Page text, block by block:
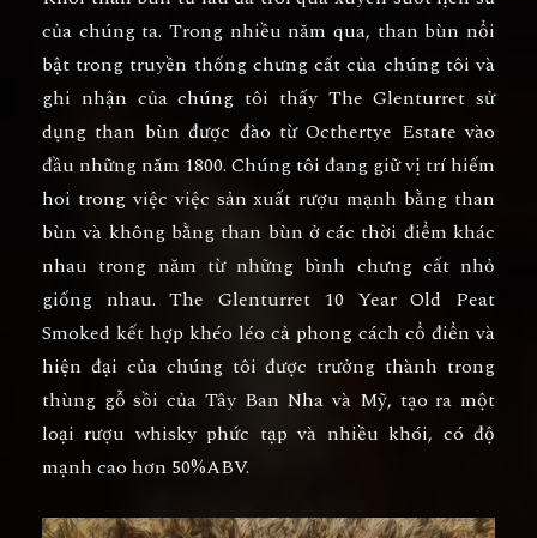
của chúng ta. Trong nhiều năm qua, than bùn nổi
bật trong truyền thống chưng cất của chúng tôi và
ghi nhận của chúng tôi thấy The Glenturret sử
dụng than bùn được đào từ Octhertye Estate vào
đầu những năm 1800. Chúng tôi đang giữ vị trí hiếm
hoi trong việc việc sản xuất rượu mạnh bằng than
bùn và không bằng than bùn ở các thời điểm khác
nhau trong năm từ những bình chưng cất nhỏ
giống nhau. The Glenturret 10 Year Old Peat
Smoked kết hợp khéo léo cả phong cách cổ điển và
hiện đại của chúng tôi được trưởng thành trong
thùng gỗ sồi của Tây Ban Nha và Mỹ, tạo ra một
loại rượu whisky phức tạp và nhiều khói, có độ
mạnh cao hơn 50%ABV.